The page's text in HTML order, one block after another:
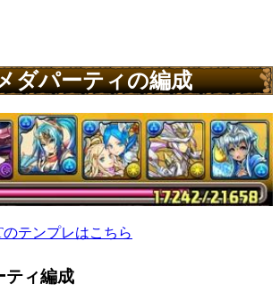
ダパーティの編成
テンプレはこちら
ティ編成